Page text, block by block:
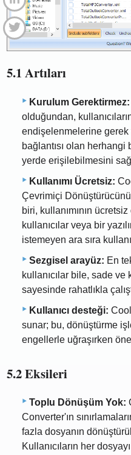
5.1 Artıları
Kurulum Gerektirmez:
olduğundan,
endişelenmelerine gerek
bağlantısı olan
yerde erişilebilmesini
Kullanımı Ücretsiz:
Çevrimiçi
biri, kullanımının
kullanıcılar veya bir
istemeyen ara sıra
Sezgisel arayüz: En
kullanıcılar bile, sade ve
sayesinde rahatlıkla
Kullanıcı desteği:
sunar; bu, dönüştürme
engellerle uğraşırken
5.2 Eksileri
Toplu Dönüşüm Yok:
Converter'ın
fazla dosyanın
Kullanıcıların her